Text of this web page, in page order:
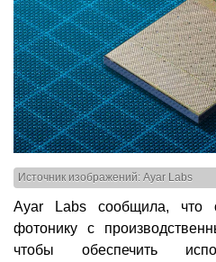
Источник изображений: Ayar Labs
Ayar Labs сообщила, что
фотонику с
чтобы обеспечить